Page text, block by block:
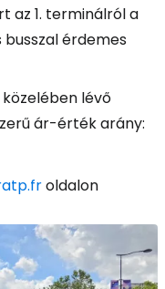
az 1. terminálról a
érdemes
lévő
ár-érték arány:
oldalon